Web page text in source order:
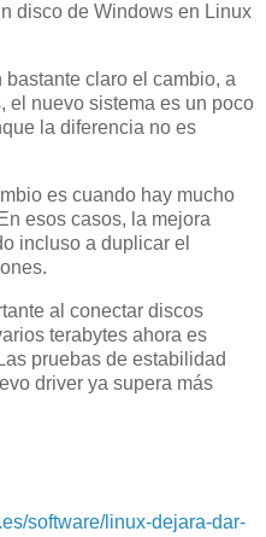
disco de Windows en Linux
claro el cambio, a
el nuevo sistema es un poco
la diferencia no es
es cuando hay mucho
esos casos, la mejora
incluso a duplicar el
al conectar discos
terabytes ahora es
pruebas de estabilidad
driver ya supera más
software/linux-dejara-dar-